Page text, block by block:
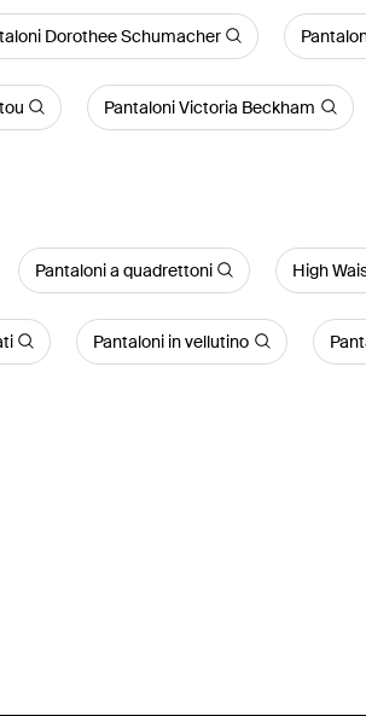
Dorothee Schumacher
Pantaloni Victoria Beckham
Pantaloni a quadrettoni High
Pantaloni in vellutino